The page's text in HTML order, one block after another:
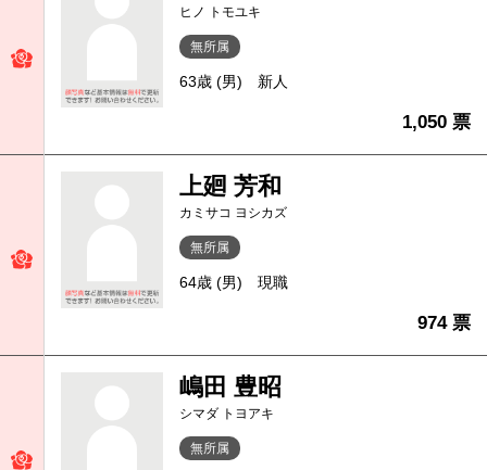
ヒノ トモユキ
無所属
63歳 (男) 新人
1,050 票
上廻 芳和
カミサコ ヨシカズ
無所属
64歳 (男) 現職
974 票
嶋田 豊昭
シマダ トヨアキ
無所属